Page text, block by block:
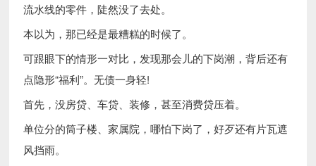
流水线的零件，陡然没了去处。
本以为，那已经是最糟糕的时候了。
可跟眼下的情形一对比，发现那会儿的下岗潮，背后还有
点隐形“福利”。无债一身轻!
首先，没房贷、车贷、装修，甚至消费贷压着。
单位分的筒子楼、家属院，哪怕下岗了，好歹还有片瓦遮
风挡雨。